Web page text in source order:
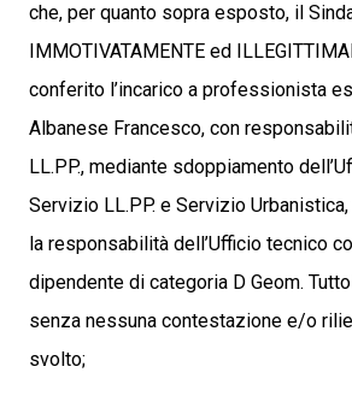
che, per quanto sopra esposto, il
IMMOTIVATAMENTE ed
conferito l’incarico a professionista
Albanese Francesco, con
LL.PP., mediante sdoppiamento
Servizio LL.PP. e Servizio
la responsabilità dell’Ufficio tecnico
dipendente di categoria D Geom.
senza nessuna contestazione e/o
svolto;